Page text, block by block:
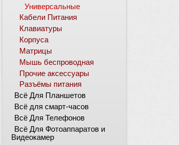
Универсальные
Кабели Питания
Клавиатуры
Корпуса
Матрицы
Мышь беспроводная
Прочие аксессуары
Разъёмы питания
Всё Для Планшетов
Всё для смарт-часов
Всё Для Телефонов
Всё Для Фотоаппаратов и
Видеокамер